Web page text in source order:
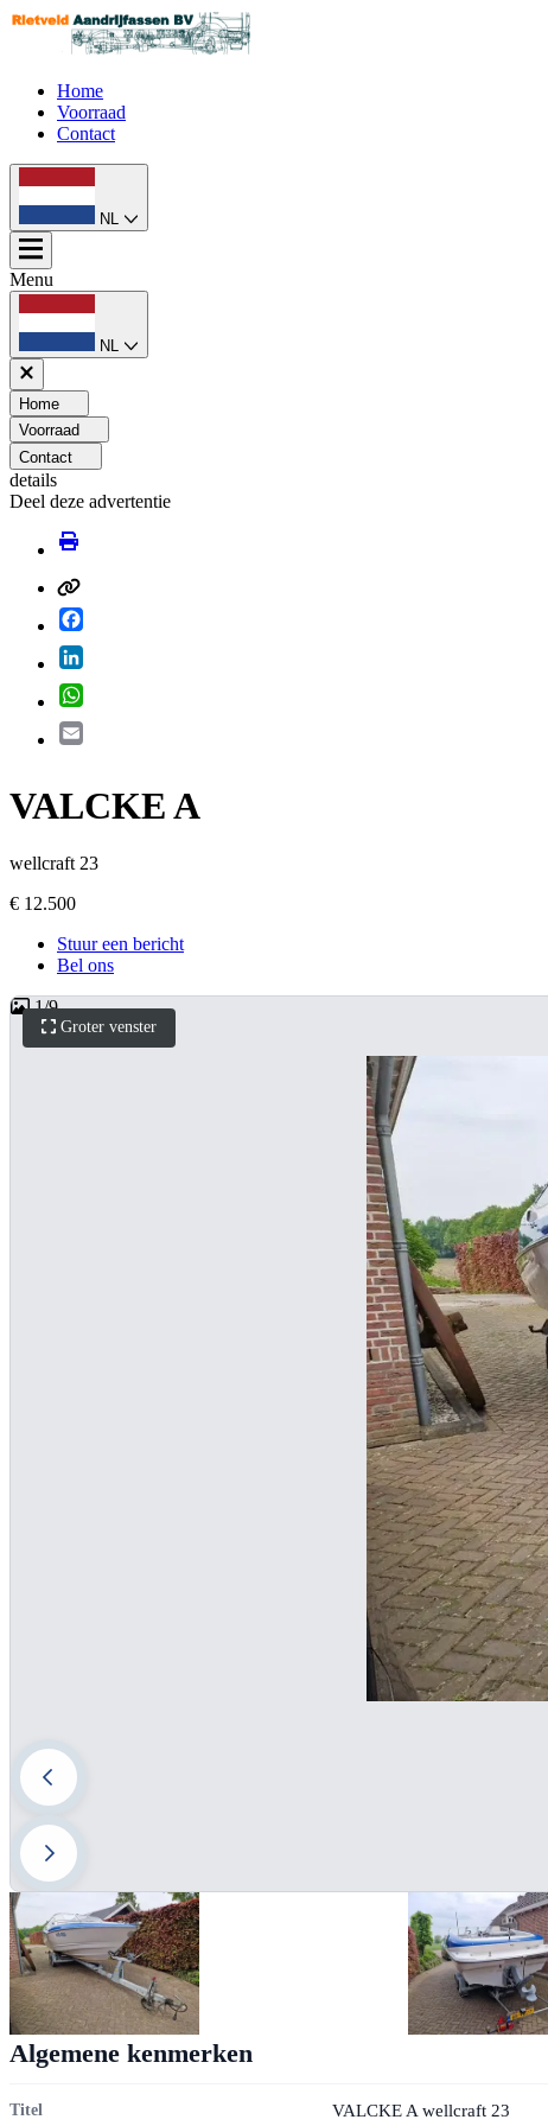
Home
Voorraad
Contact
NL
Menu
NL
Home
Voorraad
Contact
details
Deel deze advertentie
VALCKE A
wellcraft 23
€ 12.500
Stuur een bericht
Bel ons
Groter venster
1/9
Algemene kenmerken
Titel VALCKE A wellcraft 23